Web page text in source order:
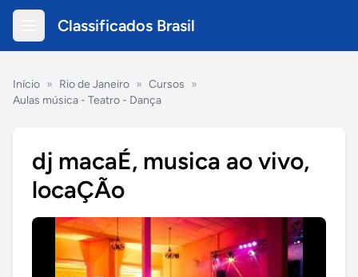
Classificados Brasil
Início » Rio de Janeiro » Cursos »
Aulas música - Teatro - Dança
dj macaÉ, musica ao vivo,
locaÇÃo